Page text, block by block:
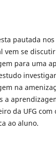
pautada
vem se
para uma
na
a
da UFG com
ao aluno.